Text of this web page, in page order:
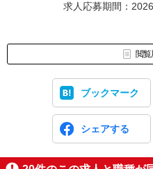
求人応募期間：
閲覧
ブックマーク
シェアする